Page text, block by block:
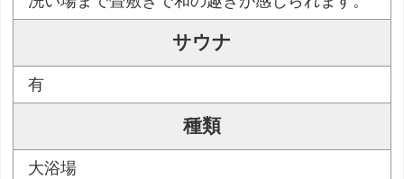
サウナ
有
種類
大浴場